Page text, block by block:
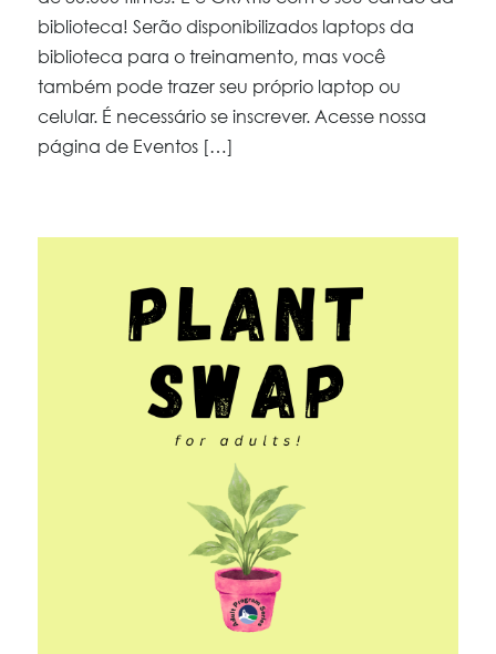
biblioteca! Serão disponibilizados laptops da
biblioteca para o treinamento, mas você
também pode trazer seu próprio laptop ou
celular. É necessário se inscrever. Acesse nossa
página de Eventos […]